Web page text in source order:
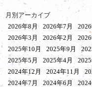
月別アーカイブ
2026年8月
2026年7月
2026年3月
2026年2月
2025年10月
2025年9月
2025年5月
2025年4月
2024年12月
2024年11月
2024年7月
2024年6月